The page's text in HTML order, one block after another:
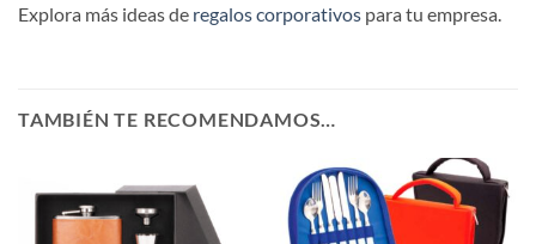
Explora más ideas de regalos corporativos para tu empresa.
TAMBIÉN TE RECOMENDAMOS…